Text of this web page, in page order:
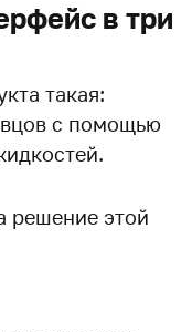
в три
такая:
с помощью
решение этой